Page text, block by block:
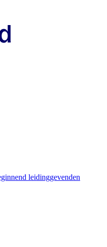
leidinggevenden